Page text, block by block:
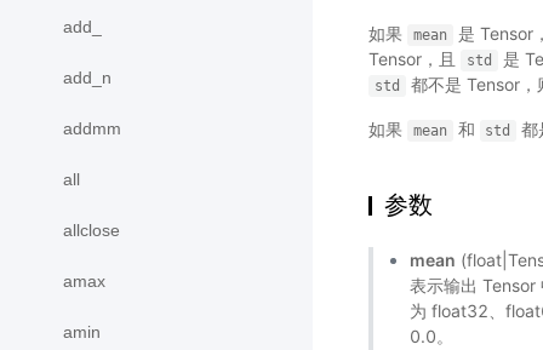
add_
add_n
addmm
all
allclose
amax
amin
如果 mean
是 Tensor
Tensor，且
std 是
std 都不是 Tensor
如果 mean 和 std 都
参数
mean
表示输出
为 float32、
0.0。